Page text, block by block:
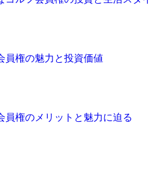
員権の魅力と投資価値
員権のメリットと魅力に迫る